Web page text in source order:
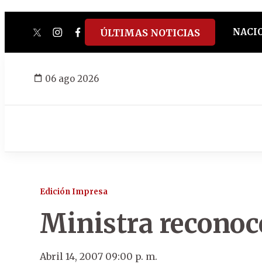
twitterinstagram
facebook
tiktokyoutube
spotify
ÚLTIMAS NOTICIAS
06 ago 2026
Edición Impresa
Ministra
Abril 14, 2007 09:00 p. m.